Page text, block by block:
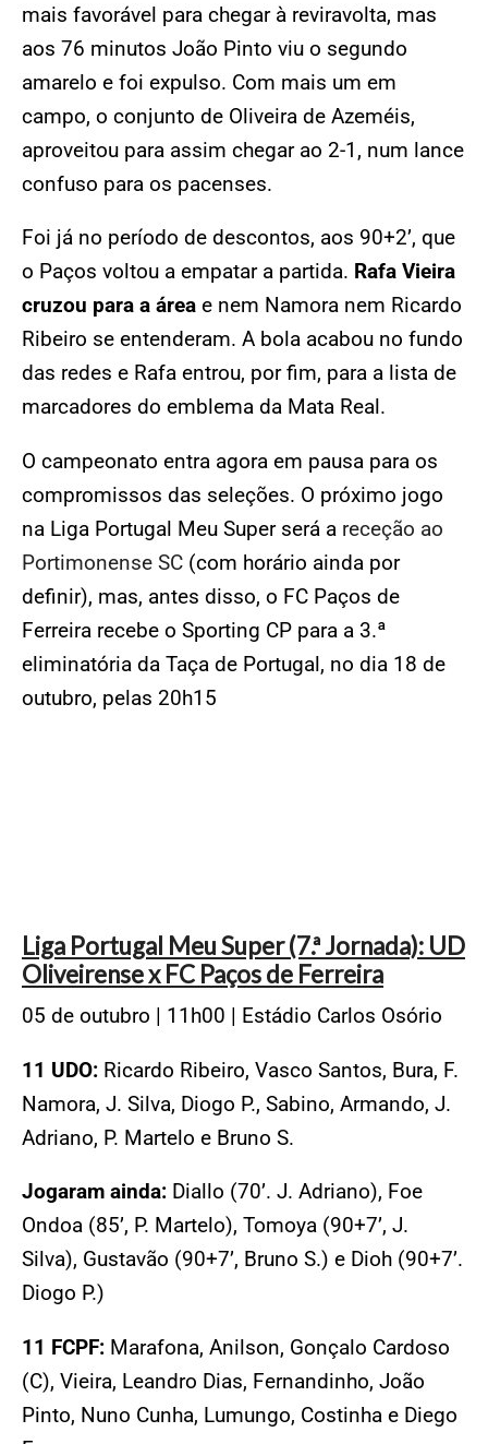
mais favorável para chegar à reviravolta, mas
aos 76 minutos João Pinto viu o segundo
amarelo e foi expulso. Com mais um em
campo, o conjunto de Oliveira de Azeméis,
aproveitou para assim chegar ao 2-1, num lance
confuso para os pacenses.
Foi já no período de descontos, aos 90+2’, que
o Paços voltou a empatar a partida. Rafa Vieira
cruzou para a área e nem Namora nem Ricardo
Ribeiro se entenderam. A bola acabou no fundo
das redes e Rafa entrou, por fim, para a lista de
marcadores do emblema da Mata Real.
O campeonato entra agora em pausa para os
compromissos das seleções. O próximo jogo
na Liga Portugal Meu Super será a receção ao
Portimonense SC (com horário ainda por
definir), mas, antes disso, o FC Paços de
Ferreira recebe o Sporting CP para a 3.ª
eliminatória da Taça de Portugal, no dia 18 de
outubro, pelas 20h15
Liga Portugal Meu Super (7.ª Jornada): UD
Oliveirense x FC Paços de Ferreira
05 de outubro | 11h00 | Estádio Carlos Osório
11 UDO: Ricardo Ribeiro, Vasco Santos, Bura, F.
Namora, J. Silva, Diogo P., Sabino, Armando, J.
Adriano, P. Martelo e Bruno S.
Jogaram ainda: Diallo (70’. J. Adriano), Foe
Ondoa (85’, P. Martelo), Tomoya (90+7’, J.
Silva), Gustavão (90+7’, Bruno S.) e Dioh (90+7’.
Diogo P.)
11 FCPF: Marafona, Anilson, Gonçalo Cardoso
(C), Vieira, Leandro Dias, Fernandinho, João
Pinto, Nuno Cunha, Lumungo, Costinha e Diego